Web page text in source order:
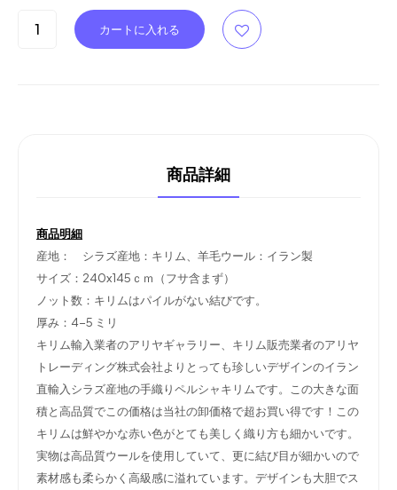
商品詳細
商品明細
産地： シラズ産地：キリム、羊毛ウール：イラン製
サイズ：240x145ｃｍ（フサ含まず）
ノット数：キリムはパイルがない結びです。
厚み：4-5 ミリ
キリム輸入業者のアリヤギャラリー、キリム販売業者のアリヤ
トレーディング株式会社よりとっても珍しいデザインのイラン
直輸入シラズ産地の手織りペルシャキリムです。この大きな面
積と高品質でこの価格は当社の卸価格で超お買い得です！この
キリムは鮮やかな赤い色がとても美しく織り方も細かいです。
実物は高品質ウールを使用していて、更に結び目が細かいので
素材感も柔らかく高級感に溢れています。デザインも大胆でス